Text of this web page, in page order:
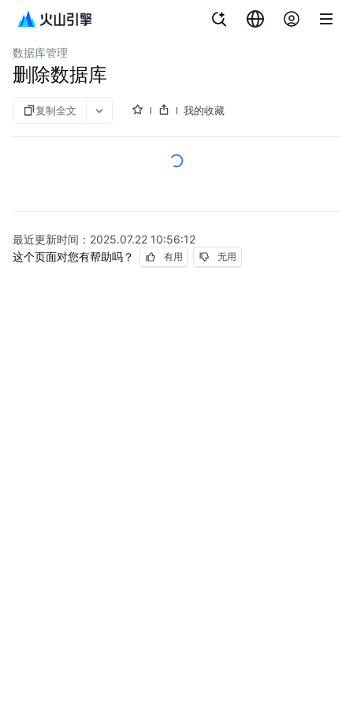
云数据库 PostgreSQL 版
数据库管理
删除数据库
复制全文 我的收藏
最近更新时间： 2025.07.22 10:56:12
这个页面对您有帮助吗？
有用 无用